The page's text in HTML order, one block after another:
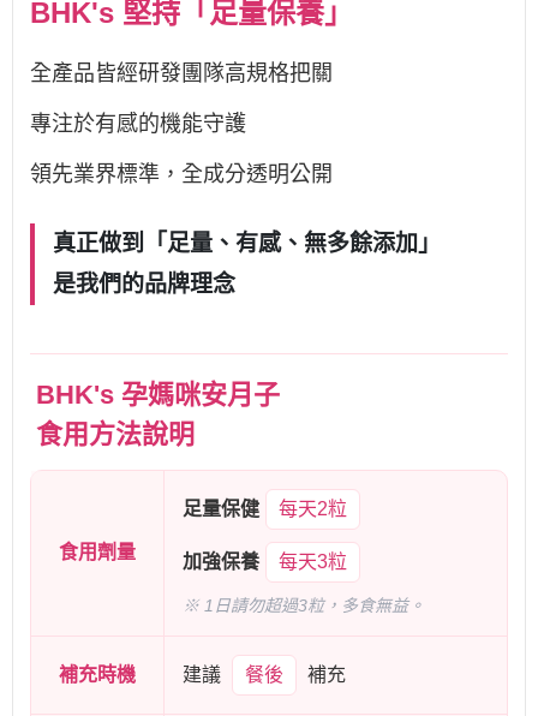
BHK's 堅持「足量保養」
全產品皆經研發團隊高規格把關
專注於有感的機能守護
領先業界標準，全成分透明公開
真正做到「足量、有感、無多餘添加」
是我們的品牌理念
BHK's 孕媽咪安月子
食用方法說明
食用劑量
足量保健 每天2粒
加強保養 每天3粒
※ 1日請勿超過3粒，多食無益。
補充時機 建議 餐後 補充